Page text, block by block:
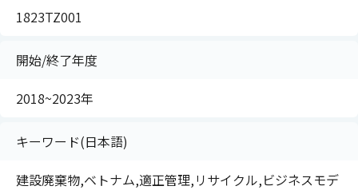
1823TZ001
開始/終了年度
2018~2023年
キーワード(日本語)
建設廃棄物,ベトナム,適正管理,リサイクル,ビジネスモデ